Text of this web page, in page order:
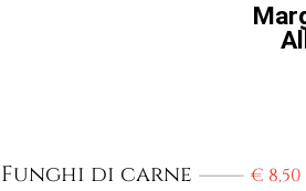
Funghi di carne €